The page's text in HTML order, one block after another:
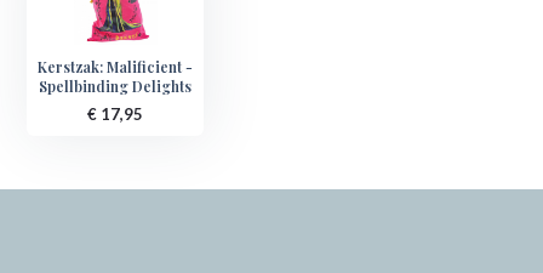
Kerstzak: Malificient -
Spellbinding Delights
€ 17,95